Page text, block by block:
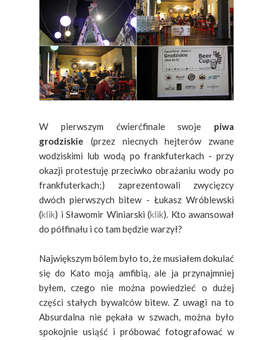
W pierwszym ćwierćfinale swoje piwa
grodziskie (przez niecnych hejterów zwane
wodziskimi lub wodą po frankfuterkach - przy
okazji protestuję przeciwko obrażaniu wody po
frankfuterkach;) zaprezentowali zwycięzcy
dwóch pierwszych bitew - Łukasz Wróblewski
(klik) i Sławomir Winiarski (klik). Kto awansował
do półfinału i co tam będzie warzył?
Największym bólem było to, że musiałem dokulać
się do Kato moją amfibią, ale ja przynajmniej
byłem, czego nie można powiedzieć o dużej
części stałych bywalców bitew. Z uwagi na to
Absurdalna nie pękała w szwach, można było
spokojnie usiąść i próbować fotografować w